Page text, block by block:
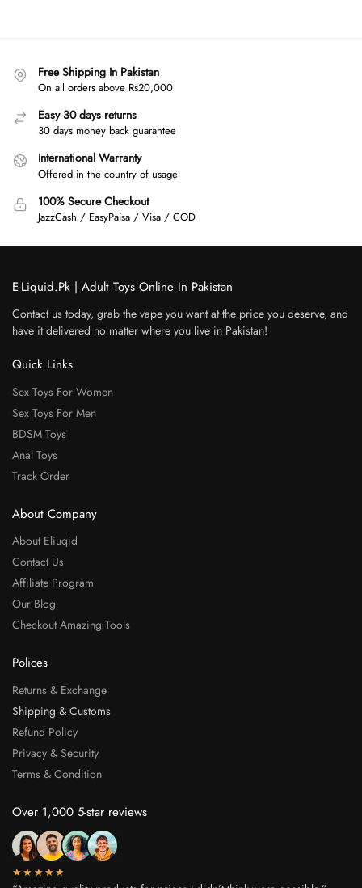
Free Shipping In Pakistan
On all orders above Rs20,000
Easy 30 days returns
30 days money back guarantee
International Warranty
Offered in the country of usage
100% Secure Checkout
JazzCash / EasyPaisa / Visa / COD
E-Liquid.Pk | Adult Toys Online In Pakistan
Contact us today, grab the vape you want at the price you deserve, and
have it delivered no matter where you live in Pakistan!
Quick Links
Sex Toys For Women
Sex Toys For Men
BDSM Toys
Anal Toys
Track Order
About Company
About Eliuqid
Contact Us
Affiliate Program
Our Blog
Checkout Amazing Tools
Polices
Returns & Exchange
Shipping & Customs
Refund Policy
Privacy & Security
Terms & Condition
Over 1,000 5-star reviews
★★★★★